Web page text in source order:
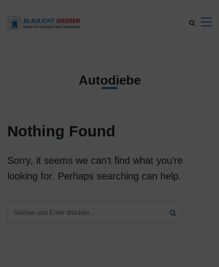
Autodiebe
Nothing Found
Sorry, it seems we can’t find what you’re
looking for. Perhaps searching can help.